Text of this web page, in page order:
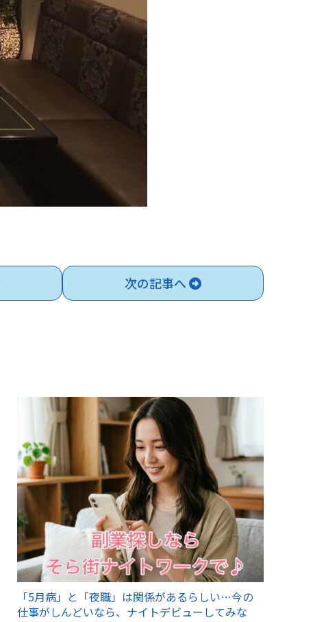
次の記事へ
「5月病」と「夜職」は関係があるらしい…今の
仕事がしんどいなら、ナイトデビューしてみな